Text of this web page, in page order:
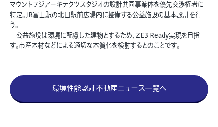
マウントフジアーキテクツスタジオの設計共同事業体を優先交渉権者に
特定。JR富士駅の北口駅前広場内に整備する公益施設の基本設計を行
う。
公益施設は環境に配慮した建物とするため、ZEB Ready実現を目指
す。市産木材などによる適切な木質化を検討するとのことです。
環境性能認証不動産ニュース一覧へ